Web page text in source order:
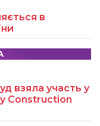
в
взяла участь у
Construction